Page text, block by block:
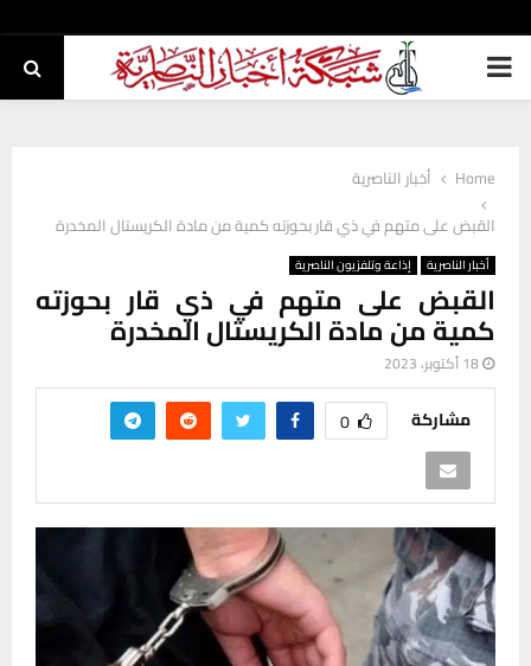
PRIMARY
Home
أخبار الناصرية
القبض على متهم في ذي قار بحوزته كمية من مادة الكريستال المخدرة
أخبار الناصرية إذاعة وتلفزيون الناصرية
القبض على متهم في ذي قار بحوزته
كمية من مادة الكريستال المخدرة
18 أكتوبر، 2023
مشاركة 0